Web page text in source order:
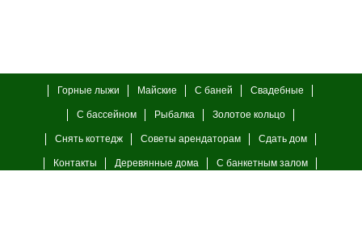
Горные лыжи Майские С баней Свадебные
С бассейном Рыбалка Золотое кольцо
Снять коттедж Советы арендаторам Сдать дом
Контакты Деревянные дома С банкетным залом